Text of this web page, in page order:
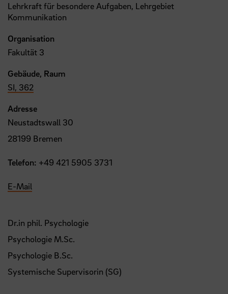
Lehrkraft für besondere Aufgaben, Lehrgebiet
Kommunikation
Organisation
Fakultät 3
Gebäude, Raum
SI, 362
Adresse
Neustadtswall 30
28199 Bremen
Telefon: +49 421 5905 3731
E-Mail
Dr.in phil. Psychologie
Psychologie M.Sc.
Psychologie B.Sc.
Systemische Supervisorin (SG)